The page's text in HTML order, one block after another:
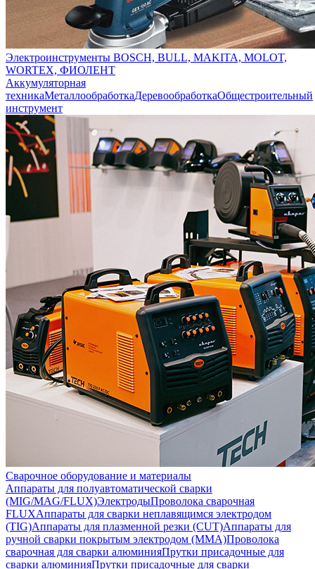
Электроинструменты BOSCH, BULL, MAKITA, MOLOT,
WORTEX, ФИОЛЕНТ
Аккумуляторная
техникаМеталлообработкаДеревообработкаОбщестроительный
инструмент
Сварочное оборудование и материалы
Аппараты для полуавтоматической сварки
(MIG/MAG/FLUX)ЭлектродыПроволока сварочная
FLUXАппараты для сварки неплавящимся электродом
(TIG)Аппараты для плазменной резки (CUT)Аппараты для
ручной сварки покрытым электродом (MMA)Проволока
сварочная для сварки алюминияПрутки присадочные для
сварки алюминияПрутки присадочные для сварки